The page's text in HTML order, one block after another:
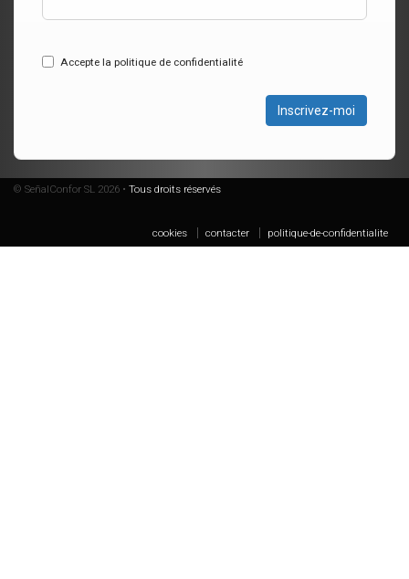
Accepte la politique de confidentialité
Inscrivez-moi
© SeñalConfor SL 2026 • Tous droits réservés
cookies contacter politique-de-confidentialite